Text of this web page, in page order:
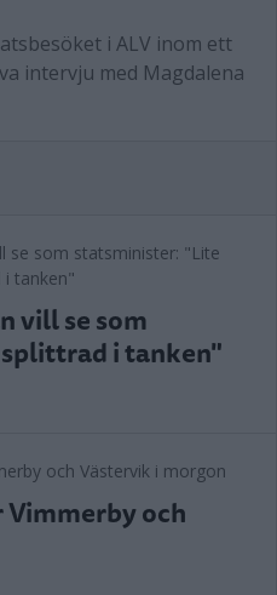
i ALV inom ett
intervju med Magdalena
vill se som
i tanken"
och